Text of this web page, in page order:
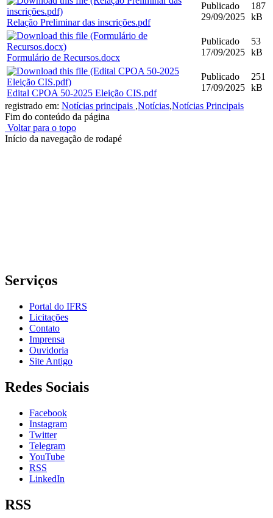
Relação Preliminar das inscrições.pdf
Publicado
29/09/2025
187
kB
Formulário de Recursos.docx
Publicado
17/09/2025
53
kB
Edital CPOA 50-2025 Eleição CIS.pdf
Publicado
17/09/2025
251
kB
registrado em: Notícias principais ,Notícias,Notícias Principais
Fim do conteúdo da página
Voltar para o topo
Início da navegação de rodapé
Serviços
Portal do IFRS
Licitações
Contato
Imprensa
Ouvidoria
Site Antigo
Redes Sociais
Facebook
Instagram
Twitter
Telegram
YouTube
RSS
LinkedIn
RSS